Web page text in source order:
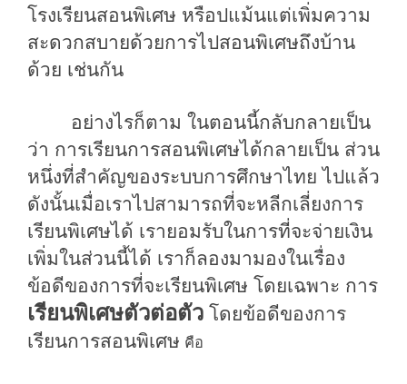
โรงเรียนสอนพิเศษ หรือปแม้นแต่เพิ่มความ
สะดวกสบายด้วยการไปสอนพิเศษถึงบ้าน
ด้วย เช่นกัน
อย่างไรก็ตาม ในตอนนี้กลับกลายเป็น
ว่า การเรียนการสอนพิเศษได้กลายเป็น ส่วน
หนึ่งที่สำคัญของระบบการศึกษาไทยไปแล้ว
ดังนั้นเมื่อเราไปสามารถที่จะหลีกเลี่ยงการ
เรียนพิเศษได้ เรายอมรับในการที่จะจ่ายเงิน
เพิ่มในส่วนนี้ได้ เราก็ลองมามองในเรื่อง
ข้อดีของการที่จะเรียนพิเศษ โดยเฉพาะ การ
เรียนพิเศษตัวต่อตัว โดยข้อดีของการ
เรียนการสอนพิเศษ คือ